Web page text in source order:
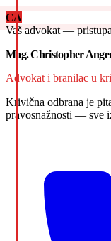
CA
Vaš advokat —
Mag. Christopher
Advokat i branilac u
Krivična odbrana je
pravosnažnosti — sve